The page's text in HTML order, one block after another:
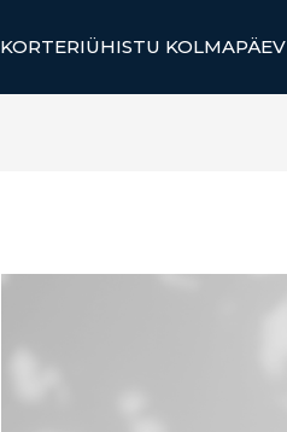
KORTERIÜHISTU KOLMAPÄEV